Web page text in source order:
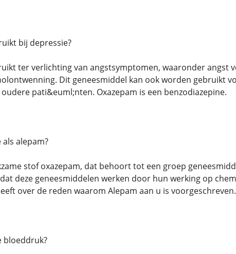
bij depressie?
ter verlichting van angstsymptomen, waaronder angst
Dit geneesmiddel kan ook worden gebruikt
pati&euml;nten. Oxazepam is een benzodiazepine.
alepam?
stof oxazepam, dat behoort tot een groep
deze geneesmiddelen werken door hun werking op
over de reden waarom Alepam aan u is
bloeddruk?